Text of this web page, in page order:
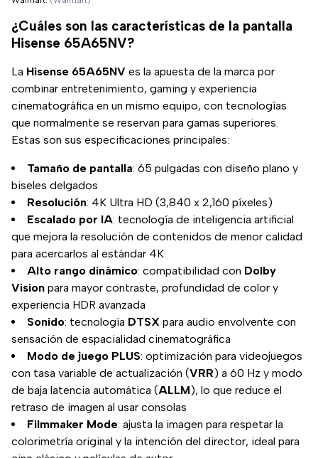
¿Cuáles son las características de la pantalla
Hisense 65A65NV?
La Hisense 65A65NV es la apuesta de la marca por
combinar entretenimiento, gaming y experiencia
cinematográfica en un mismo equipo, con tecnologías
que normalmente se reservan para gamas superiores.
Estas son sus especificaciones principales:
Tamaño de pantalla: 65 pulgadas con diseño plano y
biseles delgados
Resolución: 4K Ultra HD (3,840 x 2,160 píxeles)
Escalado por IA: tecnología de inteligencia artificial
que mejora la resolución de contenidos de menor calidad
para acercarlos al estándar 4K
Alto rango dinámico: compatibilidad con Dolby
Vision para mayor contraste, profundidad de color y
experiencia HDR avanzada
Sonido: tecnología DTSX para audio envolvente con
sensación de espacialidad cinematográfica
Modo de juego PLUS: optimización para videojuegos
con tasa variable de actualización (VRR) a 60 Hz y modo
de baja latencia automática (ALLM), lo que reduce el
retraso de imagen al usar consolas
Filmmaker Mode: ajusta la imagen para respetar la
colorimetría original y la intención del director, ideal para